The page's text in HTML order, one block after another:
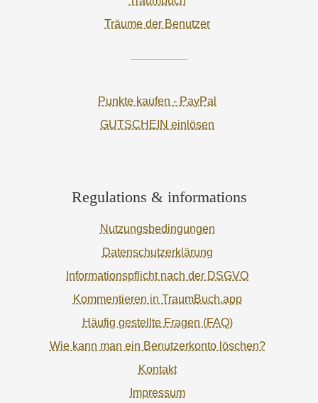
Träume der Benutzer
Punkte kaufen - PayPal
GUTSCHEIN einlösen
Regulations & informations
Nutzungsbedingungen
Datenschutzerklärung
Informationspflicht nach der DSGVO
Kommentieren in TraumBuch.app
Häufig gestellte Fragen (FAQ)
Wie kann man ein Benutzerkonto löschen?
Kontakt
Impressum